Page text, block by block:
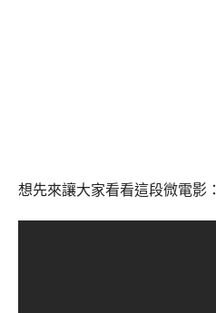
想先來讓大家看看這段微電影：